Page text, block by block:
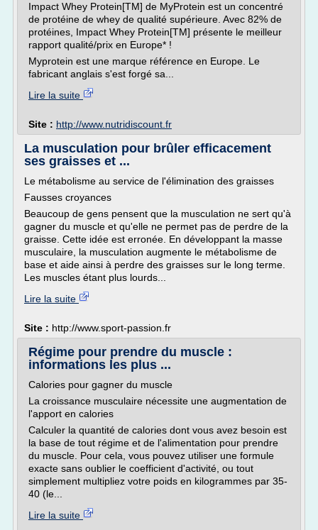
Impact Whey Protein[TM] de MyProtein est un concentré
de protéine de whey de qualité supérieure. Avec 82% de
protéines, Impact Whey Protein[TM] présente le meilleur
rapport qualité/prix en Europe* !
Myprotein est une marque référence en Europe. Le
fabricant anglais s'est forgé sa...
Lire la suite
Site : http://www.nutridiscount.fr
La musculation pour brûler efficacement
ses graisses et ...
Le métabolisme au service de l'élimination des graisses
Fausses croyances
Beaucoup de gens pensent que la musculation ne sert qu'à
gagner du muscle et qu'elle ne permet pas de perdre de la
graisse. Cette idée est erronée. En développant la masse
musculaire, la musculation augmente le métabolisme de
base et aide ainsi à perdre des graisses sur le long terme.
Les muscles étant plus lourds...
Lire la suite
Site : http://www.sport-passion.fr
Régime pour prendre du muscle :
informations les plus ...
Calories pour gagner du muscle
La croissance musculaire nécessite une augmentation de
l'apport en calories
Calculer la quantité de calories dont vous avez besoin est
la base de tout régime et de l'alimentation pour prendre
du muscle. Pour cela, vous pouvez utiliser une formule
exacte sans oublier le coefficient d'activité, ou tout
simplement multipliez votre poids en kilogrammes par 35-
40 (le...
Lire la suite